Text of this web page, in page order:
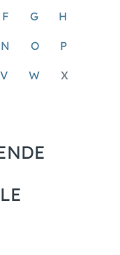
F G H
N O P
V W X